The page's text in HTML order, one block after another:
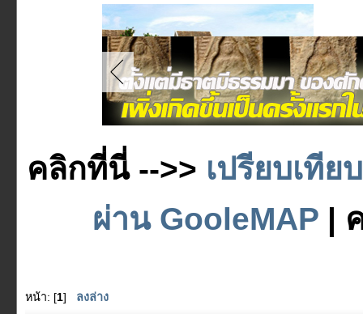
คลิกที่นี่ -->> เปรียบเทีย
ผ่าน GooleMAP |
หน้า: [1] ลงล่าง